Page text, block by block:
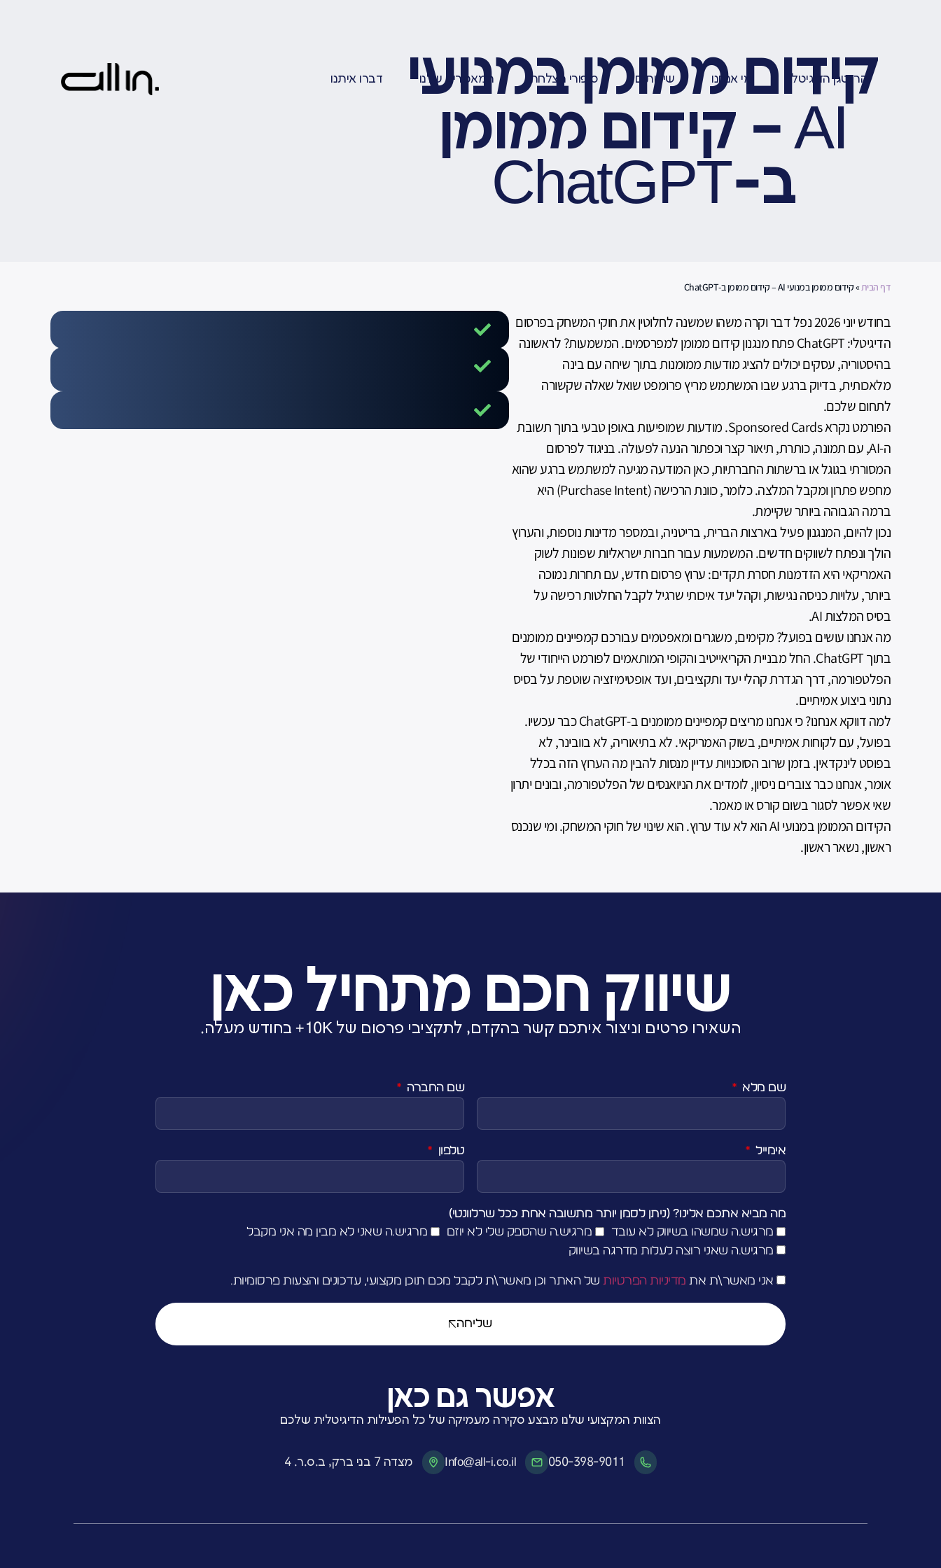
הרנטגן הדיגיטלי מי אנחנו שירותים סיפורי הצלחה המאמרים שלנו דברו איתנו
קידום ממומן במנועי
AI – קידום ממומן
ב-ChatGPT
דף הבית»קידום ממומן במנועי AI – קידום ממומן ב-ChatGPT
בחודש יוני 2026 נפל דבר וקרה משהו שמשנה לחלוטין את חוקי המשחק בפרסום
הדיגיטלי: ChatGPT פתח מנגנון קידום ממומן למפרסמים. המשמעות? לראשונה
בהיסטוריה, עסקים יכולים להציג מודעות ממומנות בתוך שיחה עם בינה
מלאכותית, בדיוק ברגע שבו המשתמש מריץ פרומפט שואל שאלה שקשורה
לתחום שלכם.
הפורמט נקרא Sponsored Cards. מודעות שמופיעות באופן טבעי בתוך תשובת
ה-AI, עם תמונה, כותרת, תיאור קצר וכפתור הנעה לפעולה. בניגוד לפרסום
המסורתי בגוגל או ברשתות החברתיות, כאן המודעה מגיעה למשתמש ברגע שהוא
מחפש פתרון ומקבל המלצה. כלומר, כוונת הרכישה (Purchase Intent) היא
ברמה הגבוהה ביותר שקיימת.
נכון להיום, המנגנון פעיל בארצות הברית, בריטניה, ובמספר מדינות נוספות, והערוץ
הולך ונפתח לשווקים חדשים. המשמעות עבור חברות ישראליות שפונות לשוק
האמריקאי היא הזדמנות חסרת תקדים: ערוץ פרסום חדש, עם תחרות נמוכה
ביותר, עלויות כניסה נגישות, וקהל יעד איכותי שרגיל לקבל החלטות רכישה על
בסיס המלצות AI.
מה אנחנו עושים בפועל?מקימים, משגרים ומאפטמים עבורכם קמפיינים ממומנים
בתוך ChatGPT. החל מבניית הקריאייטיב והקופי המותאמים לפורמט הייחודי של
הפלטפורמה, דרך הגדרת קהלי יעד ותקציבים, ועד אופטימיזציה שוטפת על בסיס
נתוני ביצוע אמיתיים.
למה דווקא אנחנו?
כי אנחנו מריצים קמפיינים ממומנים ב-ChatGPT כבר עכשיו.
בפועל, עם לקוחות אמיתיים, בשוק האמריקאי. לא בתיאוריה, לא בוובינר, לא
בפוסט לינקדאין. בזמן שרוב הסוכנויות עדיין מנסות להבין מה הערוץ הזה בכלל
אומר, אנחנו כבר צוברים ניסיון, לומדים את הניואנסים של הפלטפורמה, ובונים יתרון
שאי אפשר לסגור בשום קורס או מאמר.
הקידום הממומן במנועי AI הוא לא עוד ערוץ. הוא שינוי של חוקי המשחק. ומי שנכנס
ראשון, נשאר ראשון.
שיווק חכם מתחיל כאן
השאירו פרטים וניצור איתכם קשר בהקדם, לתקציבי פרסום של 10K+ בחודש מעלה.
שם מלא שם החברה
אימייל טלפון
מה מביא אתכם אלינו? (ניתן לסמן יותר מתשובה אחת ככל שרלוונטי)
מרגיש.ה שמשהו בשיווק לא עובד
מרגיש.ה שהספק שלי לא יוזם
מרגיש.ה שאני לא מבין מה אני מקבל
מרגיש.ה שאני רוצה לעלות מדרגה בשיווק
אני מאשר\ת את מדיניות הפרטיות של האתר וכן מאשר\ת לקבל מכם תוכן מקצועי, עדכונים והצעות פרסומיות.
שליחה
אפשר גם כאן
הצוות המקצועי שלנו מבצע סקירה מעמיקה של כל הפעילות הדיגיטלית שלכם
050-398-9011
Info@all-i.co.il מצדה 7 בני ברק, ב.ס.ר. 4